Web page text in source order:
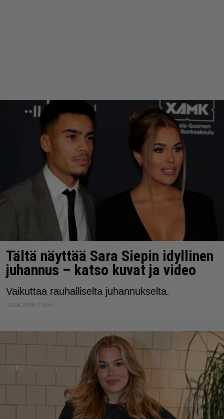
Tältä näyttää Sara Siepin idyllinen
juhannus – katso kuvat ja video
Vaikuttaa rauhalliselta juhannukselta.
20.6.2026 13:07